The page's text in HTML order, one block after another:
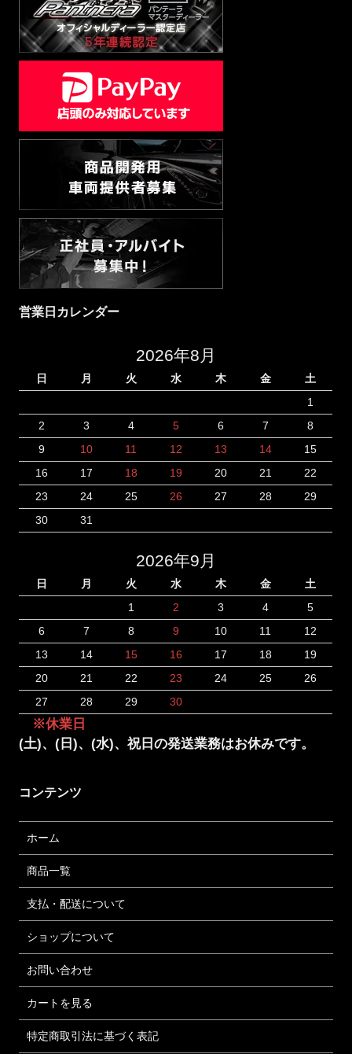
営業日カレンダー
2026年8月
日 月 火 水 木 金
土
1
2
3 4 5 6 7
8
9
10 11 12 13 14
15
16
17 18 19 20 21
22
23
24 25 26 27 28
29
30
31
2026年9月
日 月 火 水 木 金
土
1
2 3 4
5
6
7 8 9 10 11
12
13
14 15 16 17 18
19
20
21 22 23 24 25
26
27
28 29 30
※休業日
(土)、(日)、(水)、祝日の発送業務はお休みです。
コンテンツ
ホーム
商品一覧
支払・配送について
ショップについて
お問い合わせ
カートを見る
特定商取引法に基づく表記